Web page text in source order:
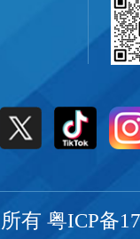
有 粤ICP备